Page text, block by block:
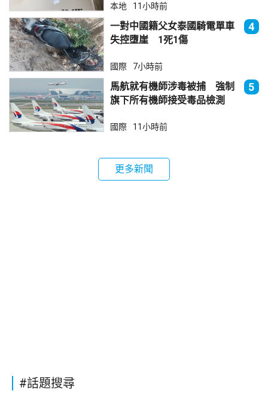
本地 11小時前
一對中國籍父女泰國騎電單車
失控墮崖 1死1傷
4
國際 7小時前
馬航就有機師涉毒被捕 強制
旗下所有機師接受毒品檢測
5
國際 11小時前
更多新聞
#話題搜尋